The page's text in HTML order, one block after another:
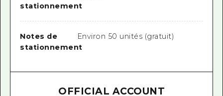
stationnement
Notes de
stationnement
Environ 50 unités (gratuit)
OFFICIAL ACCOUNT